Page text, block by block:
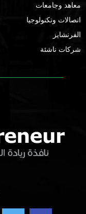
معاهد وجامعات
اتصالات وتكنولوجيا
الفرنشايز
شركات ناشئة